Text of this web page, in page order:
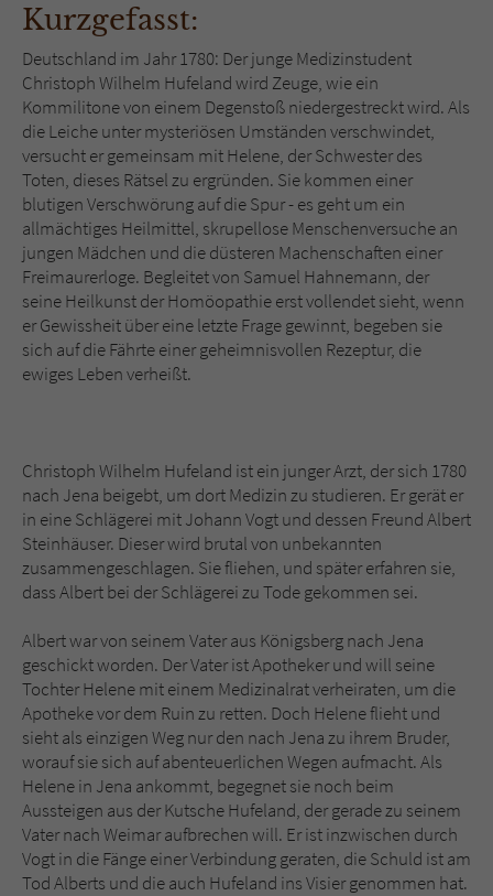
Kurzgefasst:
Deutschland im Jahr 1780: Der junge Medizinstudent
Christoph Wilhelm Hufeland wird Zeuge, wie ein
Kommilitone von einem Degenstoß niedergestreckt wird. Als
die Leiche unter mysteriösen Umständen verschwindet,
versucht er gemeinsam mit Helene, der Schwester des
Toten, dieses Rätsel zu ergründen. Sie kommen einer
blutigen Verschwörung auf die Spur - es geht um ein
allmächtiges Heilmittel, skrupellose Menschenversuche an
jungen Mädchen und die düsteren Machenschaften einer
Freimaurerloge. Begleitet von Samuel Hahnemann, der
seine Heilkunst der Homöopathie erst vollendet sieht, wenn
er Gewissheit über eine letzte Frage gewinnt, begeben sie
sich auf die Fährte einer geheimnisvollen Rezeptur, die
ewiges Leben verheißt.
Christoph Wilhelm Hufeland ist ein junger Arzt, der sich 1780
nach Jena beigebt, um dort Medizin zu studieren. Er gerät er
in eine Schlägerei mit Johann Vogt und dessen Freund Albert
Steinhäuser. Dieser wird brutal von unbekannten
zusammengeschlagen. Sie fliehen, und später erfahren sie,
dass Albert bei der Schlägerei zu Tode gekommen sei.
Albert war von seinem Vater aus Königsberg nach Jena
geschickt worden. Der Vater ist Apotheker und will seine
Tochter Helene mit einem Medizinalrat verheiraten, um die
Apotheke vor dem Ruin zu retten. Doch Helene flieht und
sieht als einzigen Weg nur den nach Jena zu ihrem Bruder,
worauf sie sich auf abenteuerlichen Wegen aufmacht. Als
Helene in Jena ankommt, begegnet sie noch beim
Aussteigen aus der Kutsche Hufeland, der gerade zu seinem
Vater nach Weimar aufbrechen will. Er ist inzwischen durch
Vogt in die Fänge einer Verbindung geraten, die Schuld ist am
Tod Alberts und die auch Hufeland ins Visier genommen hat.
überprüfen.